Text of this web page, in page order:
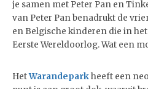
je samen met Peter Pan en
van Peter Pan benadrukt de
en Belgische kinderen die in
Eerste Wereldoorlog. Wat een
HetWarandeparkheeft een